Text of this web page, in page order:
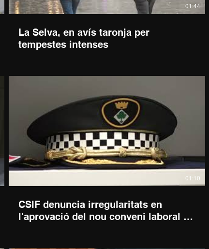
01:44
La Selva, en avís taronja per
tempestes intenses
01:10
CSIF denuncia irregularitats en
l'aprovació del nou conveni laboral de